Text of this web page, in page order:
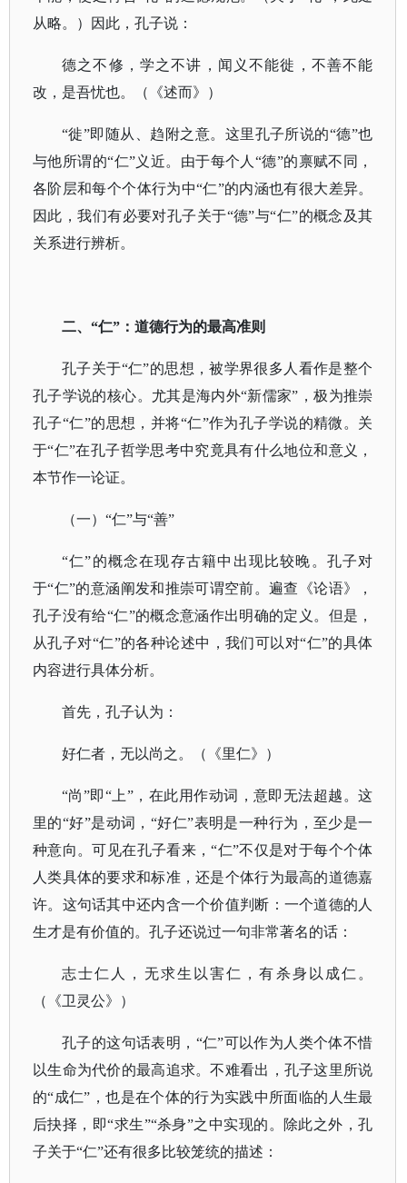
从略。）因此，孔子说：
德之不修，学之不讲，闻义不能徙，不善不能
改，是吾忧也。（《述而》）
“徙”即随从、趋附之意。这里孔子所说的“德”也
与他所谓的“仁”义近。由于每个人“德”的禀赋不同，
各阶层和每个个体行为中“仁”的内涵也有很大差异。
因此，我们有必要对孔子关于“德”与“仁”的概念及其
关系进行辨析。
二、 “仁”：道德行为的最高准则
孔子关于“仁”的思想，被学界很多人看作是整个
孔子学说的核心。尤其是海内外“新儒家”，极为推崇
孔子“仁”的思想，并将“仁”作为孔子学说的精微。关
于“仁”在孔子哲学思考中究竟具有什么地位和意义，
本节作一论证。
（一） “仁”与“善”
“仁”的概念在现存古籍中出现比较晚。孔子对
于“仁”的意涵阐发和推崇可谓空前。遍查《论语》，
孔子没有给“仁”的概念意涵作出明确的定义。但是，
从孔子对“仁”的各种论述中，我们可以对“仁”的具体
内容进行具体分析。
首先，孔子认为：
好仁者，无以尚之。（《里仁》）
“尚”即“上”，在此用作动词，意即无法超越。这
里的“好”是动词，“好仁”表明是一种行为，至少是一
种意向。可见在孔子看来，“仁”不仅是对于每个个体
人类具体的要求和标准，还是个体行为最高的道德嘉
许。这句话其中还内含一个价值判断：一个道德的人
生才是有价值的。孔子还说过一句非常著名的话：
志士仁人，无求生以害仁，有杀身以成仁。
（《卫灵公》）
孔子的这句话表明， “仁”可以作为人类个体不惜
以生命为代价的最高追求。不难看出，孔子这里所说
的“成仁”，也是在个体的行为实践中所面临的人生最
后抉择，即“求生”“杀身”之中实现的。除此之外，孔
子关于“仁”还有很多比较笼统的描述：